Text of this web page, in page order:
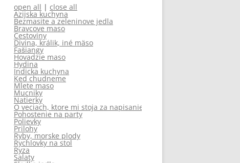
open all | close all
Azijska kuchyna
Bezmasite a zeleninove jedla
Bravcove maso
Cestoviny
Divina, králik, iné mäso
Fašiangy
Hovadzie maso
Hydina
Indicka kuchyna
Ked chudneme
Mlete maso
Mucniky
Natierky
O veciach, ktore mi stoja za napisanie
Pohostenie na party
Polievky
Prilohy
Ryby, morske plody
Rychlovky na stol
Ryza
Salaty